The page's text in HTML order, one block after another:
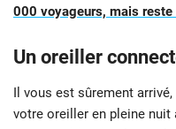
000 voyageurs, mais
Un oreiller
Il vous est sûrement
votre oreiller en pleine nuit